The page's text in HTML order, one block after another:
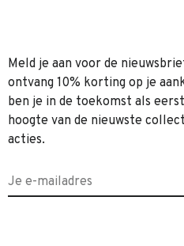
Meld je aan voor de
ontvang 10% korting op je
ben je in de toekomst als
hoogte van de nieuwste
acties.